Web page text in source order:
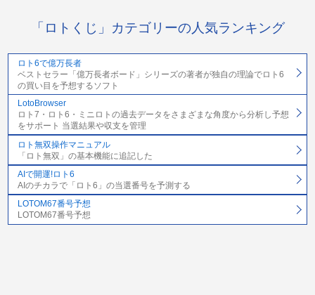
「ロトくじ」カテゴリーの人気ランキング
ロト6で億万長者
ベストセラー「億万長者ボード」シリーズの著者が独自の理論でロト6
の買い目を予想するソフト
LotoBrowser
ロト7・ロト6・ミニロトの過去データをさまざまな角度から分析し予想
をサポート 当選結果や収支を管理
ロト無双操作マニュアル
「ロト無双」の基本機能に追記した
AIで開運!ロト6
AIのチカラで「ロト6」の当選番号を予測する
LOTOM67番号予想
LOTOM67番号予想